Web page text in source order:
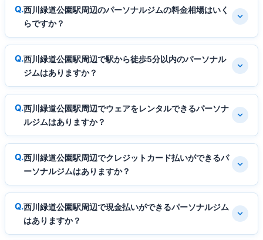
西川緑道公園駅周辺のパーソナルジムの料金相場はいく
らですか？
西川緑道公園駅周辺で駅から徒歩5分以内のパーソナル
ジムはありますか？
西川緑道公園駅周辺でウェアをレンタルできるパーソナ
ルジムはありますか？
西川緑道公園駅周辺でクレジットカード払いができるパ
ーソナルジムはありますか？
西川緑道公園駅周辺で現金払いができるパーソナルジム
はありますか？